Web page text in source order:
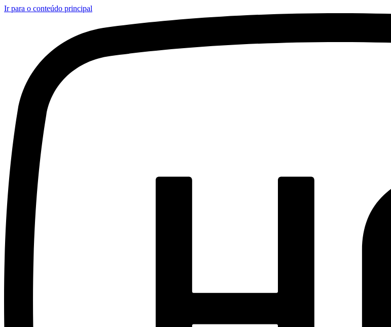
Ir para o conteúdo principal